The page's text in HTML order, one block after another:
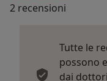
2 recensioni
Tutte le
possono
dai